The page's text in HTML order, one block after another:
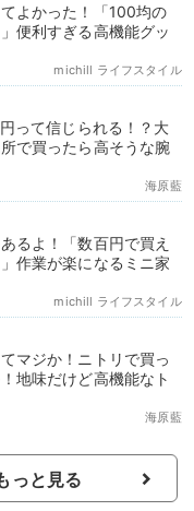
よかった！「100均の
便利すぎる高機能グッ
michill ライフスタイル
って信じられる！？大
で買ったら高そうな腕
海原藍
るよ！「数百円で買え
作業が楽になるミニ家
michill ライフスタイル
マジか！ニトリで買っ
地味だけど高機能なト
海原藍
っと見る